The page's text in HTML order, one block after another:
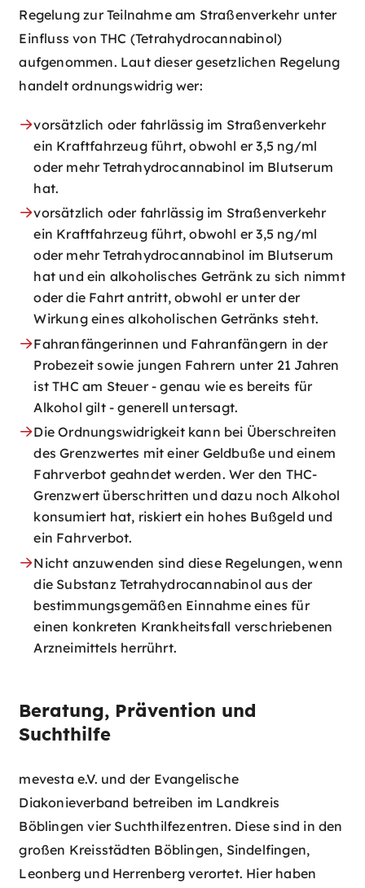
Regelung zur Teilnahme am Straßenverkehr unter
Einfluss von THC (Tetrahydrocannabinol)
aufgenommen. Laut dieser gesetzlichen Regelung
handelt ordnungswidrig wer:
vorsätzlich oder fahrlässig im Straßenverkehr
ein Kraftfahrzeug führt, obwohl er 3,5 ng/ml
oder mehr Tetrahydrocannabinol im Blutserum
hat.
vorsätzlich oder fahrlässig im Straßenverkehr
ein Kraftfahrzeug führt, obwohl er 3,5 ng/ml
oder mehr Tetrahydrocannabinol im Blutserum
hat und ein alkoholisches Getränk zu sich nimmt
oder die Fahrt antritt, obwohl er unter der
Wirkung eines alkoholischen Getränks steht.
Fahranfängerinnen und Fahranfängern in der
Probezeit sowie jungen Fahrern unter 21 Jahren
ist THC am Steuer - genau wie es bereits für
Alkohol gilt - generell untersagt.
Die Ordnungswidrigkeit kann bei Überschreiten
des Grenzwertes mit einer Geldbuße und einem
Fahrverbot geahndet werden. Wer den THC-
Grenzwert überschritten und dazu noch Alkohol
konsumiert hat, riskiert ein hohes Bußgeld und
ein Fahrverbot.
Nicht anzuwenden sind diese Regelungen, wenn
die Substanz Tetrahydrocannabinol aus der
bestimmungsgemäßen Einnahme eines für
einen konkreten Krankheitsfall verschriebenen
Arzneimittels herrührt.
Beratung, Prävention und
Suchthilfe
mevesta e.V. und der Evangelische
Diakonieverband betreiben im Landkreis
Böblingen vier Suchthilfezentren. Diese sind in den
großen Kreisstädten Böblingen, Sindelfingen,
Leonberg und Herrenberg verortet. Hier haben